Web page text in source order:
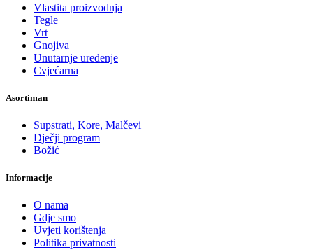
Vlastita proizvodnja
Tegle
Vrt
Gnojiva
Unutarnje uređenje
Cvjećarna
Asortiman
Supstrati, Kore, Malčevi
Dječji program
Božić
Informacije
O nama
Gdje smo
Uvjeti korištenja
Politika privatnosti